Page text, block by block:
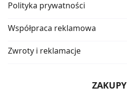
Polityka prywatności
Współpraca reklamowa
Zwroty i reklamacje
ZAKUPY